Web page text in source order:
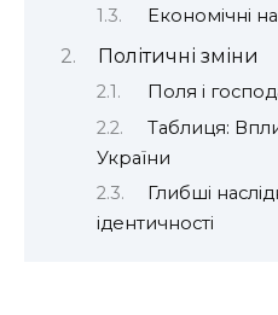
Економічні
Політичні зміни
Поля і
Таблиця:
України
Глибші
ідентичності